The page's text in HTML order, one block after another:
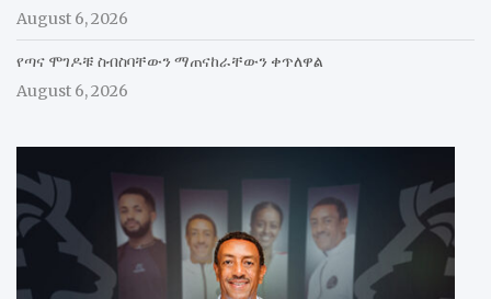
August 6, 2026
የጣና ሞገዶቹ ስብስባቸውን ማጠናከራቸውን ቀጥለዋል
August 6, 2026